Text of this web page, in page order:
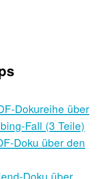
Dokureihe über
Fall (3 Teile)
Doku über den
Doku über